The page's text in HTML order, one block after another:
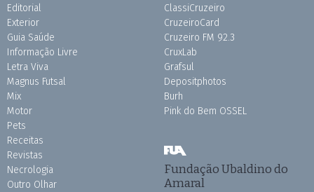
Editorial
Exterior
Guia Saúde
Informação Livre
Letra Viva
Magnus Futsal
Mix
Motor
Pets
Receitas
Revistas
Necrologia
Outro Olhar
ClassiCruzeiro
CruzeiroCard
Cruzeiro FM 92.3
CruxLab
Grafsul
Depositphotos
Burh
Pink do Bem OSSEL
Fundação Ubaldino do
Amaral